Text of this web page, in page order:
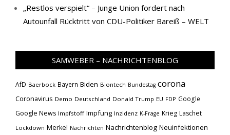
„Restlos verspielt“ – Junge Union fordert nach
Autounfall Rücktritt von CDU-Politiker Bareiß – WELT
SAMWEBER – NACHRICHTENBLOG
AfD Baerbock Bayern Biden Biontech Bundestag corona
Coronavirus Demo Deutschland Donald Trump EU FDP Google
Google News Impfstoff Impfung Inzidenz K-Frage Krieg Laschet
Lockdown Merkel Nachrichten Nachrichtenblog Neuinfektionen